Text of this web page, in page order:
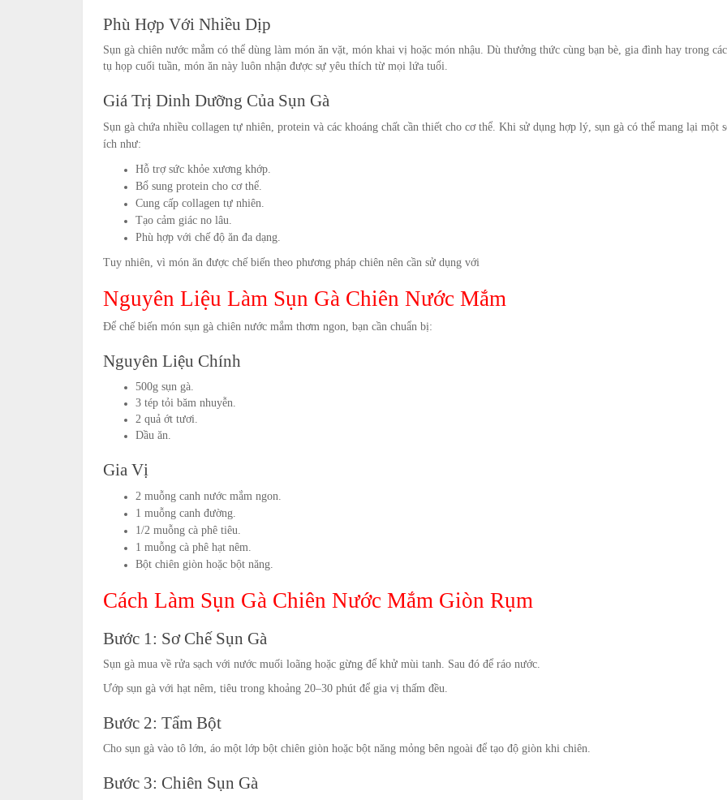
Phù Hợp Với Nhiều Dịp
Sụn gà chiên nước mắm có thể dùng làm món ăn vặt, món khai vị hoặc món nhậu. Dù thưởng thức cùng bạn bè, gia đình hay trong
tụ họp cuối tuần, món ăn này luôn nhận được sự yêu thích từ mọi lứa tuổi.
Giá Trị Dinh Dưỡng Của Sụn Gà
Sụn gà chứa nhiều collagen tự nhiên, protein và các khoáng chất cần thiết cho cơ thể. Khi sử dụng hợp lý, sụn gà có thể mang lại một
ích như:
Hỗ trợ sức khỏe xương khớp.
Bổ sung protein cho cơ thể.
Cung cấp collagen tự nhiên.
Tạo cảm giác no lâu.
Phù hợp với chế độ ăn đa dạng.
Tuy nhiên, vì món ăn được chế biến theo phương pháp chiên nên cần sử dụng với
Nguyên Liệu Làm Sụn Gà Chiên Nước Mắm
Để chế biến món sụn gà chiên nước mắm thơm ngon, bạn cần chuẩn bị:
Nguyên Liệu Chính
500g sụn gà.
3 tép tỏi băm nhuyễn.
2 quả ớt tươi.
Dầu ăn.
Gia Vị
2 muỗng canh nước mắm ngon.
1 muỗng canh đường.
1/2 muỗng cà phê tiêu.
1 muỗng cà phê hạt nêm.
Bột chiên giòn hoặc bột năng.
Cách Làm Sụn Gà Chiên Nước Mắm Giòn Rụm
Bước 1: Sơ Chế Sụn Gà
Sụn gà mua về rửa sạch với nước muối loãng hoặc gừng để khử mùi tanh. Sau đó để ráo nước.
Ướp sụn gà với hạt nêm, tiêu trong khoảng 20–30 phút để gia vị thấm đều.
Bước 2: Tẩm Bột
Cho sụn gà vào tô lớn, áo một lớp bột chiên giòn hoặc bột năng mỏng bên ngoài để tạo độ giòn khi chiên.
Bước 3: Chiên Sụn Gà